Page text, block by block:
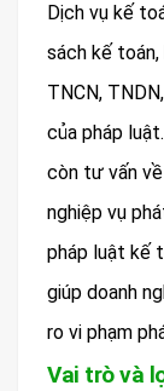
Dịch vụ kế
sách kế toán,
TNCN,
của pháp
còn tư vấn
nghiệp vụ
pháp luật kế
giúp doanh
ro vi phạm
Vai trò và